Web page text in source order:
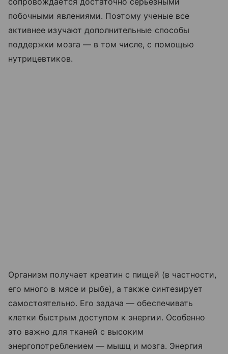
побочными явлениями. Поэтому ученые все
активнее изучают дополнительные способы
поддержки мозга — в том числе, с помощью
нутрицевтиков.
Организм получает креатин с пищей (в частности,
его много в мясе и рыбе), а также синтезирует
самостоятельно. Его задача — обеспечивать
клетки быстрым доступом к энергии. Особенно
это важно для тканей с высоким
энергопотреблением — мышц и мозга. Энергия